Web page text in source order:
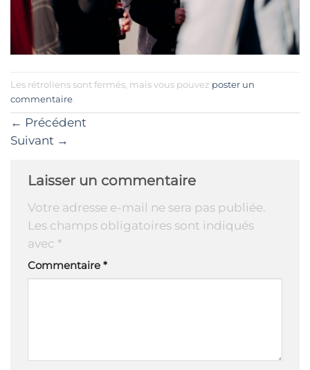
Les rétroliens sont fermés, mais vous pouvez poster un
commentaire
← Précédent
Suivant →
Laisser un commentaire
Votre adresse e-mail ne sera pas publiée.
Les champs obligatoires sont indiqués
avec *
Commentaire *